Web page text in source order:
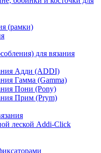
(рамки)
для вязания
Адди (ADDI)
Гамма (Gamma)
Пони (Pony)
Прим (Prym)
леской Addi-Click